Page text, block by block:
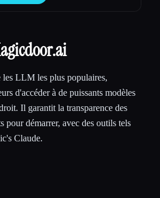
LLM les plus populaires,
d'accéder à de puissants modèles
Il garantit la transparence des
pour démarrer, avec des outils tels
Claude.